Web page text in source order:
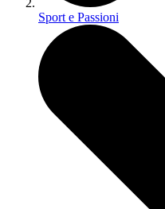
Sport e Passioni